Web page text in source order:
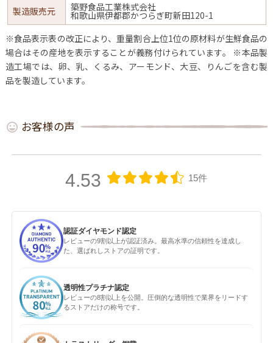
製造販売元 築野食品工業株式会社
和歌山県伊都郡かつらぎ町新田120-1
※食品表示表の改正により、重量割合上位1位の原材料が生鮮食品の
場合はその産地を表示することが義務付けられています。 ※本品製
造工場では、卵、乳、くるみ、アーモンド、大豆、りんごを含む製
品を製造しています。
お客様の声
4.53 15件
認証ダイヤモンド認定
レビューの9割以上が認証済み。最高水準の信頼性を達成し
た、選ばれしストアの証明です。
透明性プラチナ認定
レビューの8割以上を公開。圧倒的な透明性で業界をリードす
るストアだけの称号です。